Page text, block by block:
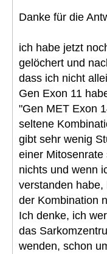
Danke für die
ich habe jetzt
gelöchert und
dass ich nicht
Gen Exon 11
"Gen MET Exon
seltene
gibt sehr wenig
einer
nichts und wenn
verstanden
der Kombination
Ich denke, ich
das
wenden, schon